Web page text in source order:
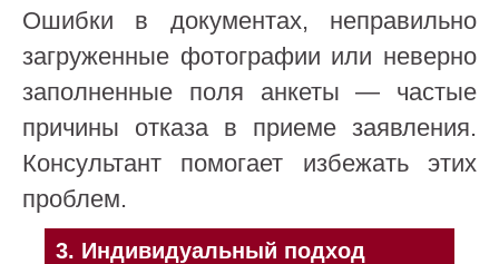
Ошибки в документах, неправильно
загруженные фотографии или неверно
заполненные поля анкеты — частые
причины отказа в приеме заявления.
Консультант помогает избежать этих
проблем.
3. Индивидуальный подход